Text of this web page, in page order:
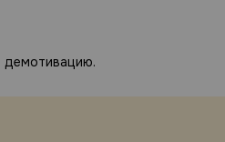
демотивацию.